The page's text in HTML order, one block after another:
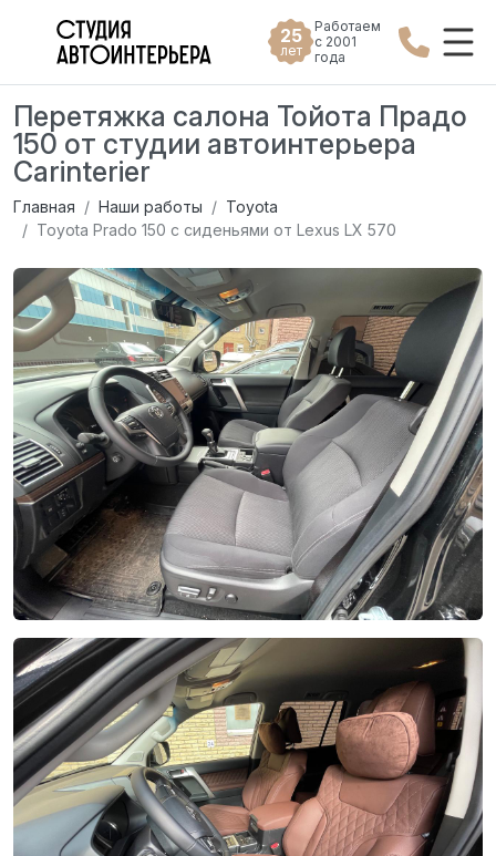
25
лет
Работаем
с 2001
года
Перетяжка салона Тойота Прадо
150 от студии автоинтерьера
Carinterier
Главная Наши работы
Toyota
Toyota Prado 150 с cиденьями от Lexus LX 570